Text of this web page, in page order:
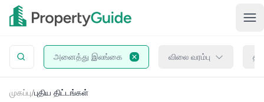
அனைத்து இலங்கை விலை வரம்பு
முகப்பு/புதிய திட்டங்கள்